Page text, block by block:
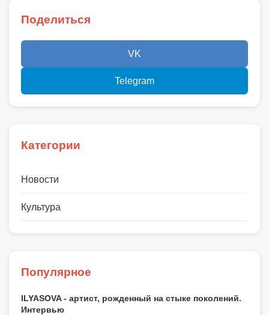
Поделиться
VK
Telegram
Категории
Новости
Культура
Популярное
ILYASOVA - артист, рожденный на стыке поколений.
Интервью